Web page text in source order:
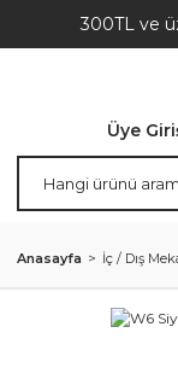
300TL ve
Üye
Anasayfa İç / Dış